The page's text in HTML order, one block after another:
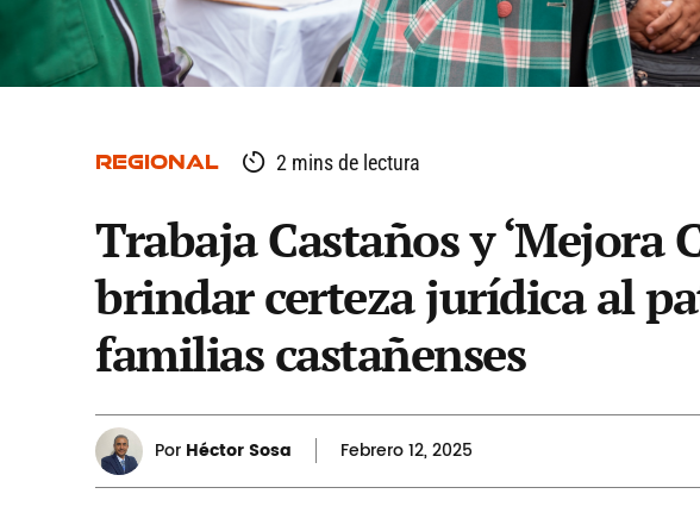
REGIONAL 2 mins de lectura
Trabaja Castaños y ‘Mejora
brindar certeza jurídica al
familias castañenses
Por Héctor Sosa Febrero12, 2025